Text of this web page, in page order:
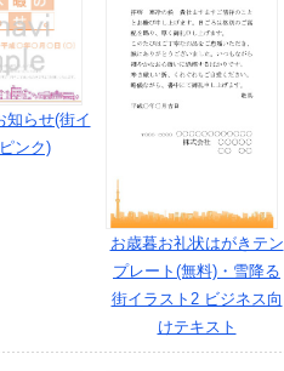
知らせ(街イ
ンク)
お歳暮お礼状はがきテン
プレート(無料)・雪降る
街イラスト2 ビジネス向
けテキスト